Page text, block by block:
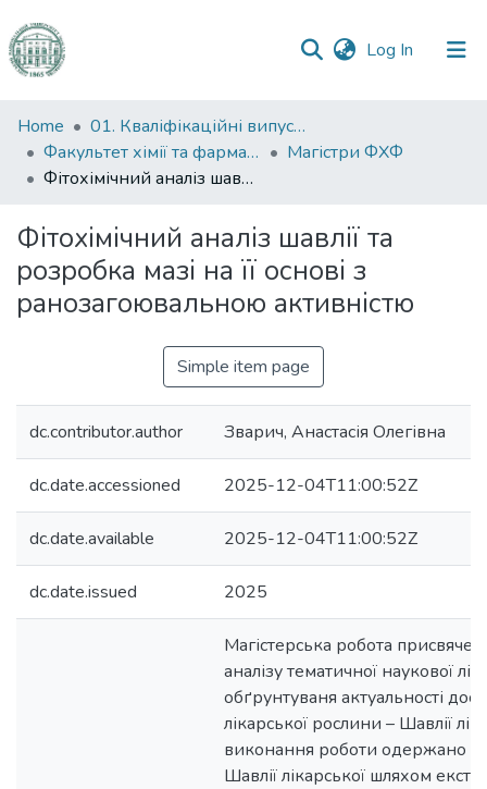
Log In (current)
Communities
&
Collections
Statistics
Home
01. Кваліфікаційні випускні роботи здобувачів вищої освіти
Факультет хімії та фармації
Магістри ФХФ
Фітохімічний аналіз шавлії та розробка мазі на її основі з ранозагоювальною активністю
Фітохімічний аналіз шавлії та
розробка мазі на її основі з
ранозагоювальною активністю
Simple item page
dc.contributor.author Зварич, Анастасія Олегівна
dc.date.accessioned 2025-12-04T11:00:52Z
dc.date.available 2025-12-04T11:00:52Z
dc.date.issued 2025
Магістерська робота
аналізу тематичної наукової
обґрунтуваня актуальності
лікарської рослини – Шавлії
виконання роботи одержано
Шавлії лікарської шляхом